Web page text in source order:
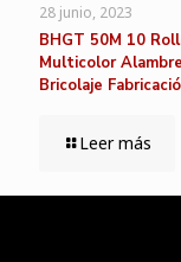
28 junio, 2023
BHGT 50M 10
Multicolor
Bricolaje
Leer más